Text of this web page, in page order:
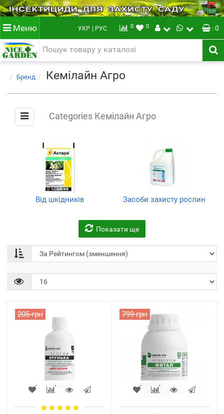
Меню УКР | РУС 0 0 : 0
Бренд Кемілайн Агро
Categories Кемілайн Агро
Від шкідників
Засоби захисту рослин
Показати ще
205 грн 799 грн